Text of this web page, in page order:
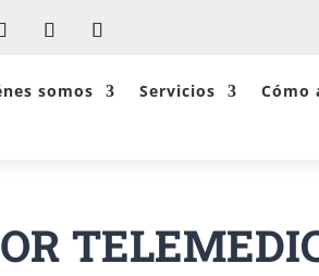
somos Servicios Cómo